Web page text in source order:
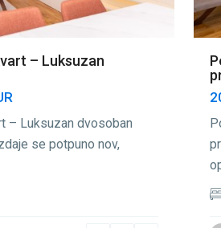
– Luksuzan
– Luksuzan dvosoban
se potpuno nov,